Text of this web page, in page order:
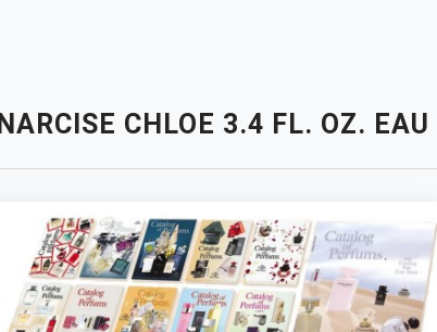
NARCISE CHLOE 3.4 FL. OZ.